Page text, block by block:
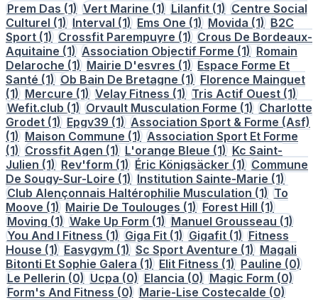
Prem Das (1) Vert Marine (1) Lilanfit (1) Centre Social
Culturel (1) Interval (1) Ems One (1) Movida (1) B2C
Sport (1) Crossfit Parempuyre (1) Crous De Bordeaux-
Aquitaine (1) Association Objectif Forme (1) Romain
Delaroche (1) Mairie D'esvres (1) Espace Forme Et
Santé (1) Ob Bain De Bretagne (1) Florence Mainguet
(1) Mercure (1) Velay Fitness (1) Tris Actif Ouest (1)
Wefit.club (1) Orvault Musculation Forme (1) Charlotte
Grodet (1) Epgv39 (1) Association Sport & Forme (Asf)
(1) Maison Commune (1) Association Sport Et Forme
(1) Crossfit Agen (1) L'orange Bleue (1) Kc Saint-
Julien (1) Rev'form (1) Éric Königsäcker (1) Commune
De Sougy-Sur-Loire (1) Institution Sainte-Marie (1)
Club Alençonnais Haltérophilie Musculation (1) To
Moove (1) Mairie De Toulouges (1) Forest Hill (1)
Moving (1) Wake Up Form (1) Manuel Grousseau (1)
You And I Fitness (1) Giga Fit (1) Gigafit (1) Fitness
House (1) Easygym (1) Sc Sport Aventure (1) Magali
Bitonti Et Sophie Galera (1) Elit Fitness (1) Pauline (0)
Le Pellerin (0) Ucpa (0) Elancia (0) Magic Form (0)
Form's And Fitness (0) Marie-Lise Costecalde (0)